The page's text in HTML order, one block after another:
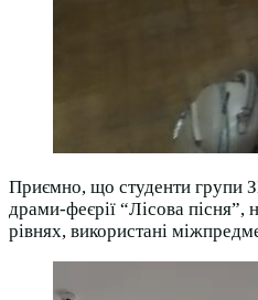
Приємно, що студенти групи
драми-феєрії “Лісова пісня”,
рівнях, використані